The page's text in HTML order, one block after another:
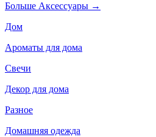
Больше Аксессуары →
Дом
Ароматы для дома
Свечи
Декор для дома
Разное
Домашняя одежда